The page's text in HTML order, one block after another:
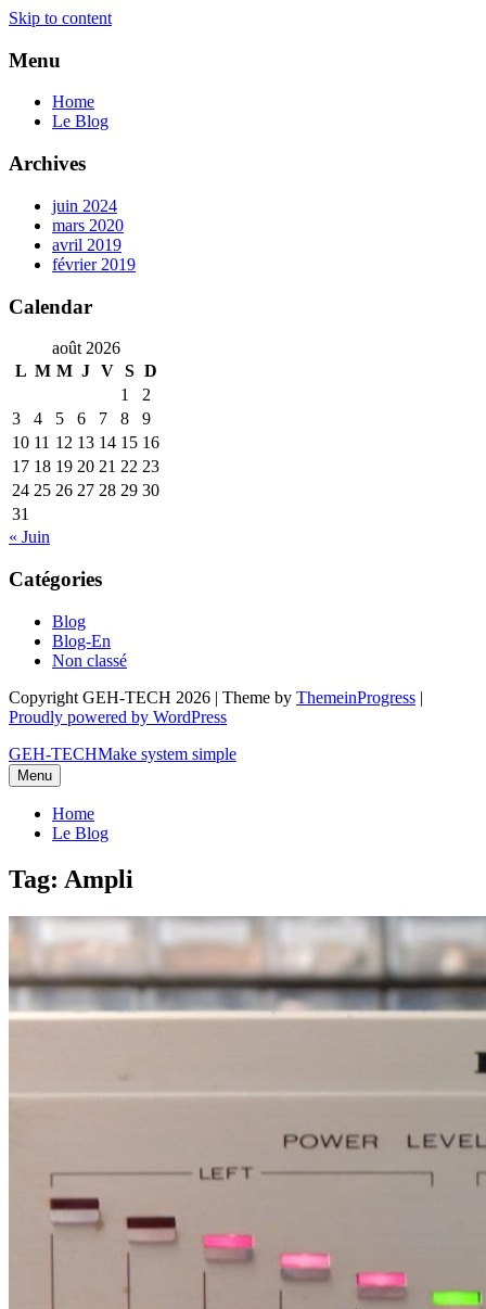
Skip to content
Menu
Home
Le Blog
Archives
juin 2024
mars 2020
avril 2019
février 2019
Calendar
août 2026
L M M J V S D
1
2
3
4 5 6 7 8
9
10 11 12 13 14 15 16
17 18 19 20 21 22 23
24 25 26 27 28 29 30
31
« Juin
Catégories
Blog
Blog-En
Non classé
Copyright GEH-TECH 2026 | Theme by ThemeinProgress |
Proudly powered by WordPress
GEH-TECHMake system simple
Menu
Home
Le Blog
Tag: Ampli